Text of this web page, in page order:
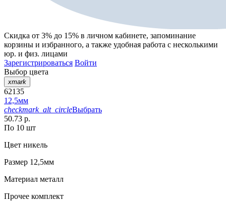
Скидка от 3% до 15% в личном кабинете, запоминание
корзины и избранного, а также удобная работа с несколькими
юр. и физ. лицами
Зарегистрироваться Войти
Выбор цвета
xmark
62135
12,5мм
checkmark_alt_circleВыбрать
50.73 р.
По 10 шт
Цвет никель
Размер 12,5мм
Материал металл
Прочее комплект